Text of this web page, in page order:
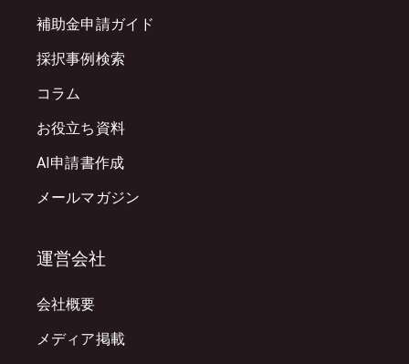
補助金申請ガイド
採択事例検索
コラム
お役立ち資料
AI申請書作成
メールマガジン
運営会社
会社概要
メディア掲載